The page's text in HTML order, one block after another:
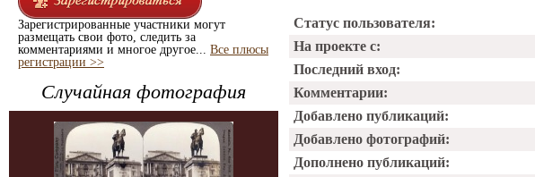
Зарегистрированные участники могут
размещать свои фото, следить за
комментариями и многое другое... Все плюсы
регистрации >>
Случайная фотография
Статус пользователя:
На проекте с:
Последний вход:
Комментарии:
Добавлено публикаций:
Добавлено фотографий:
Дополнено публикаций: